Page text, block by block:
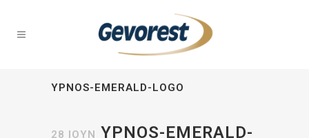
YPNOS-EMERALD-LOGO
28 ΙΟΎΝ YPNOS-EMERALD-